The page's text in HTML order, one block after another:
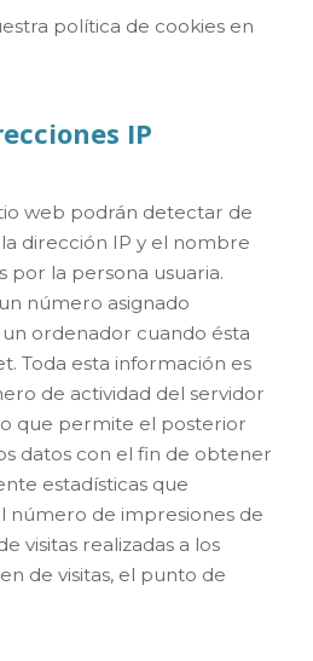
política de cookies en
IP
web podrán detectar de
dirección IP y el nombre
por la persona usuaria.
número asignado
ordenador cuando ésta
Toda esta información es
de actividad del servidor
que permite el posterior
datos con el fin de obtener
estadísticas que
número de impresiones de
visitas realizadas a los
de visitas, el punto de